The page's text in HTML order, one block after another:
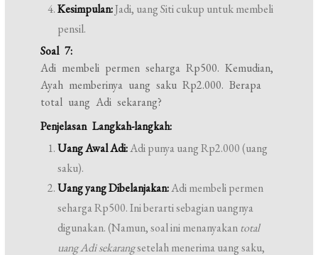
Kesimpulan:Jadi, uang Siti cukup untuk membeli
pensil.
Soal 7:
Adi membeli permen seharga Rp500. Kemudian,
Ayah memberinya uang saku Rp2.000. Berapa
total uang Adi sekarang?
Penjelasan Langkah-langkah:
Uang Awal Adi:Adi punya uang Rp2.000 (uang
saku).
Uang yang Dibelanjakan:Adi membeli permen
seharga Rp500. Ini berarti sebagian uangnya
digunakan. (Namun, soal ini menanyakantotal
uang Adi sekarangsetelah menerima uang saku,